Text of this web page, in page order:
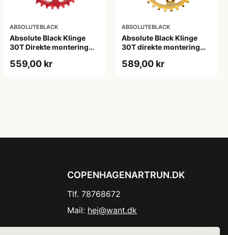
ABSOLUTEBLACK
Absolute Black Klinge
30T Direkte montering
Rød
559,00 kr
ABSOLUTEBLACK
Absolute Black Klinge
30T direkte montering
589,00 kr
COPENHAGENARTRUN.DK
Tlf. 78768672
Mail: hej@want.dk